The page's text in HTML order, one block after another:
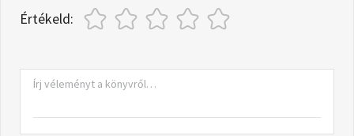
Értékeld: